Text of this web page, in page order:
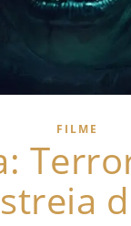
FILME